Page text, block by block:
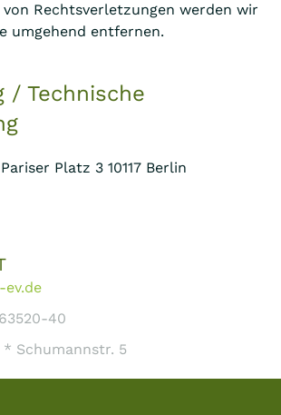
Rechtsverletzungen werden wir
umgehend entfernen.
/ Technische
Platz 3 10117 Berlin
ev.de
40
* Schumannstr. 5